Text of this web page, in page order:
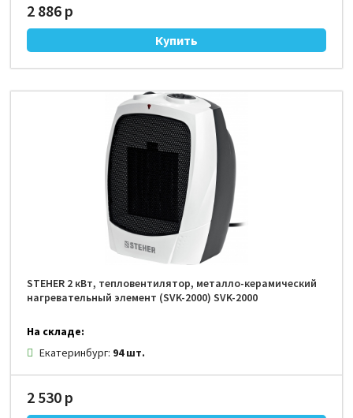
2 886 р
STEHER 2 кВт, тепловентилятор, металло-керамический
нагревательный элемент (SVK-2000) SVK-2000
На складе:
Екатеринбург: 94 шт.
2 530 р